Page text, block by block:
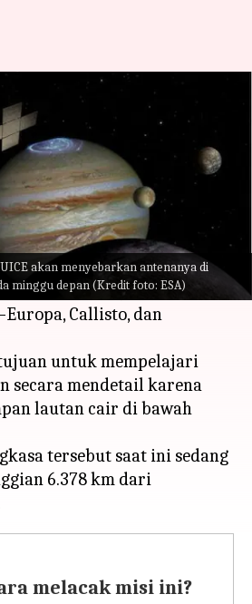
akan menyebarkan antenanya di
minggu depan (Kredit foto: ESA)
sekarang dan
2023 10:59 am
(ESA)baru-baru ini
JUICE (Jupiter Icy Moons
menyelidiki Jupiter dan
Callisto, dan
untuk mempelajari
secara mendetail karena
lautan cair di bawah
tersebut saat ini sedang
6.378 km dari
melacak misi ini?